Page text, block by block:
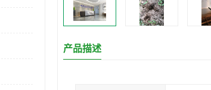
产品描述